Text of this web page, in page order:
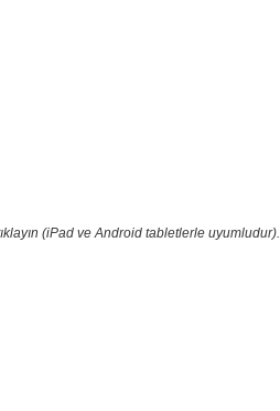
(iPad ve Android tabletlerle uyumludur).